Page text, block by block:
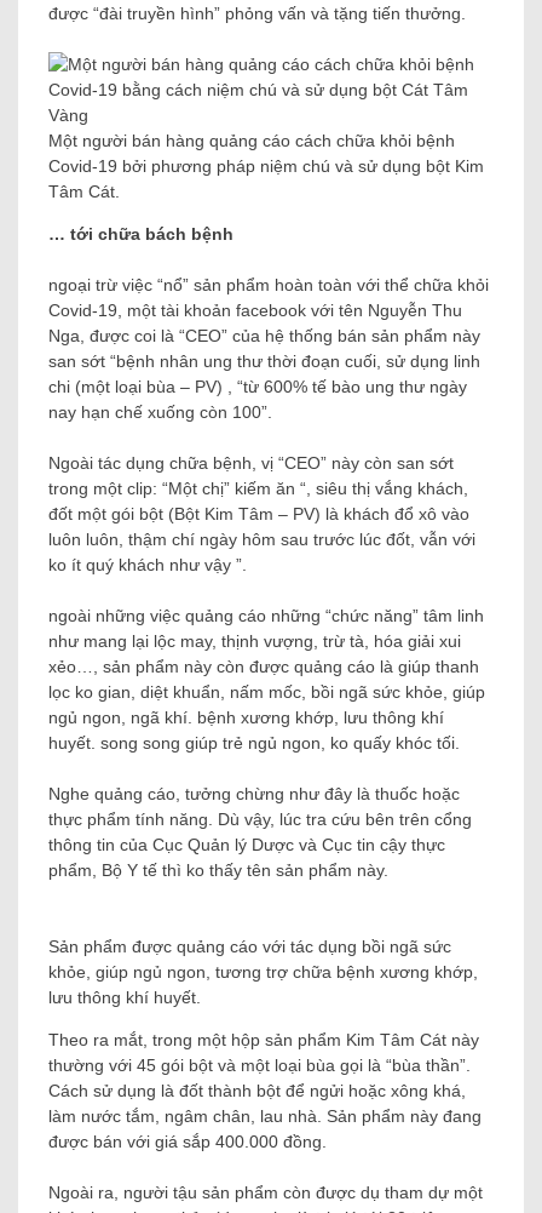
được “đài truyền hình” phỏng vấn và tặng tiến thưởng.
Một người bán hàng quảng cáo cách chữa khỏi bệnh
Covid-19 bởi phương pháp niệm chú và sử dụng bột Kim
Tâm Cát.
… tới chữa bách bệnh
ngoại trừ việc “nổ” sản phẩm hoàn toàn với thể chữa khỏi
Covid-19, một tài khoản facebook với tên Nguyễn Thu
Nga, được coi là “CEO” của hệ thống bán sản phẩm này
san sớt “bệnh nhân ung thư thời đoạn cuối, sử dụng linh
chi (một loại bùa – PV) , “từ 600% tế bào ung thư ngày
nay hạn chế xuống còn 100”.
Ngoài tác dụng chữa bệnh, vị “CEO” này còn san sớt
trong một clip: “Một chị” kiếm ăn “, siêu thị vắng khách,
đốt một gói bột (Bột Kim Tâm – PV) là khách đổ xô vào
luôn luôn, thậm chí ngày hôm sau trước lúc đốt, vẫn với
ko ít quý khách như vậy ”.
ngoài những việc quảng cáo những “chức năng” tâm linh
như mang lại lộc may, thịnh vượng, trừ tà, hóa giải xui
xẻo…, sản phẩm này còn được quảng cáo là giúp thanh
lọc ko gian, diệt khuẩn, nấm mốc, bồi ngã sức khỏe, giúp
ngủ ngon, ngã khí. bệnh xương khớp, lưu thông khí
huyết. song song giúp trẻ ngủ ngon, ko quấy khóc tối.
Nghe quảng cáo, tưởng chừng như đây là thuốc hoặc
thực phẩm tính năng. Dù vậy, lúc tra cứu bên trên cổng
thông tin của Cục Quản lý Dược và Cục tin cậy thực
phẩm, Bộ Y tế thì ko thấy tên sản phẩm này.
Sản phẩm được quảng cáo với tác dụng bồi ngã sức
lưu thông khí huyết.
Theo ra mắt, trong một hộp sản phẩm Kim Tâm Cát này
thường với 45 gói bột và một loại bùa gọi là “bùa thần”.
Cách sử dụng là đốt thành bột để ngửi hoặc xông khá,
được bán với giá sắp 400.000 đồng.